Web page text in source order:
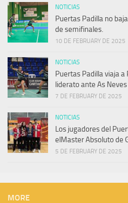
NOTICIAS
Puertas Padilla no
de semifinales.
10 DE FEBRUARY DE 2025
NOTICIAS
Puertas Padilla viaja
liderato ante As Neves
7 DE FEBRUARY DE 2025
NOTICIAS
Los jugadores del
elMaster Absoluto de
5 DE FEBRUARY DE 2025
MORE